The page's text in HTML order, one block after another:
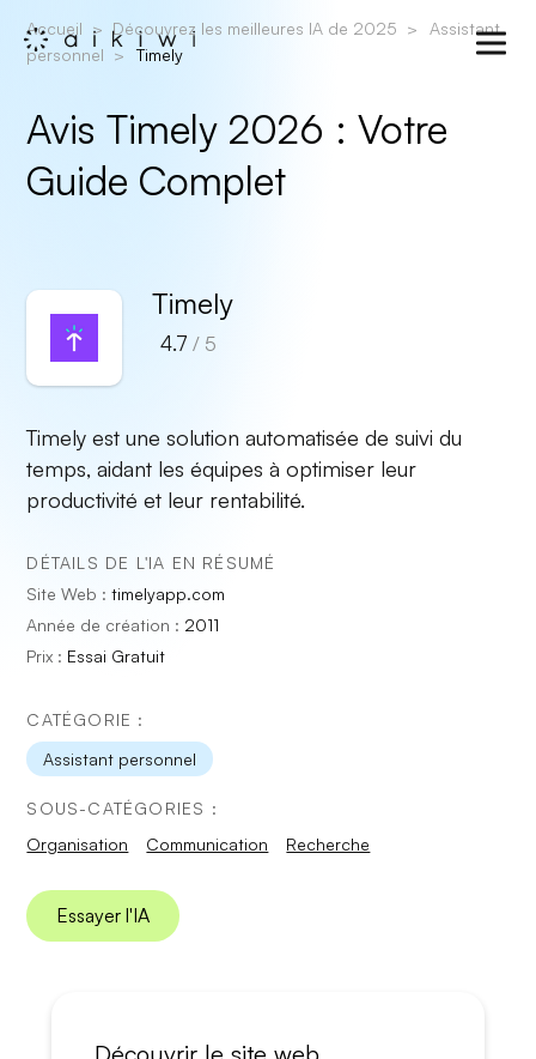
Accueil Découvrez les meilleures IA de 2025
Assistant
personnel
Timely
Avis Timely 2026 : Votre
Guide Complet
Timely
4.7 / 5
Timely est une solution automatisée de suivi du
temps, aidant les équipes à optimiser leur
productivité et leur rentabilité.
DÉTAILS DE L'IA EN RÉSUMÉ
Site Web :timelyapp.com
Année de création : 2011
Prix : Essai Gratuit
CATÉGORIE :
Assistant personnel
SOUS-CATÉGORIES :
Organisation
Communication Recherche
Essayer l'IA